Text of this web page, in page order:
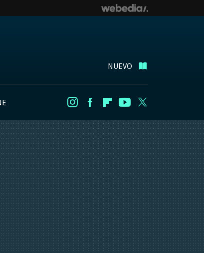
NUEVO
InstagramFacebookFlipboard
Youtube